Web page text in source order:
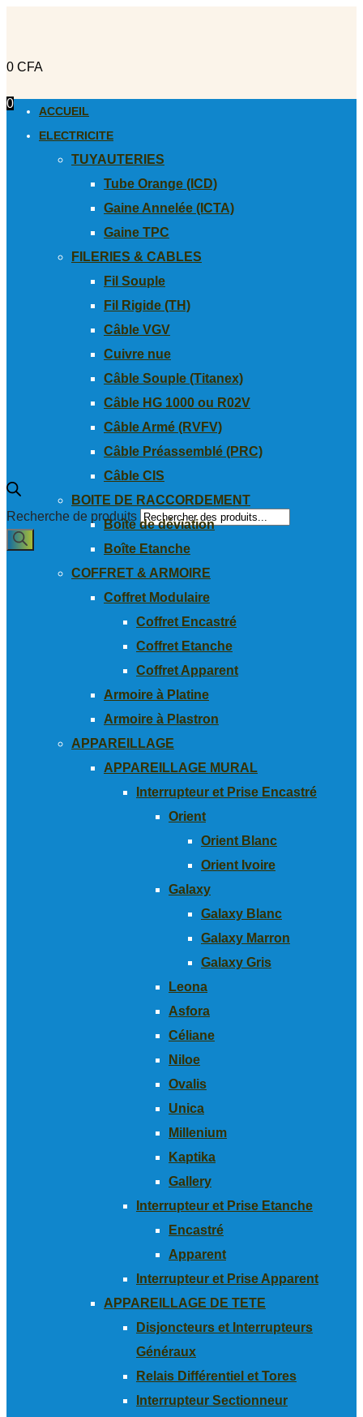
0 CFA
0
Recherche de produits
ACCUEIL
ELECTRICITE
TUYAUTERIES
Tube Orange (ICD)
Gaine Annelée (ICTA)
Gaine TPC
FILERIES & CABLES
Fil Souple
Fil Rigide (TH)
Câble VGV
Cuivre nue
Câble Souple (Titanex)
Câble HG 1000 ou R02V
Câble Armé (RVFV)
Câble Préassemblé (PRC)
Câble CIS
BOITE DE RACCORDEMENT
Boîte de déviation
Boîte Etanche
COFFRET & ARMOIRE
Coffret Modulaire
Coffret Encastré
Coffret Etanche
Coffret Apparent
Armoire à Platine
Armoire à Plastron
APPAREILLAGE
APPAREILLAGE MURAL
Interrupteur et Prise Encastré
Orient
Orient Blanc
Orient Ivoire
Galaxy
Galaxy Blanc
Galaxy Marron
Galaxy Gris
Leona
Asfora
Céliane
Niloe
Ovalis
Unica
Millenium
Kaptika
Gallery
Interrupteur et Prise Etanche
Encastré
Apparent
Interrupteur et Prise Apparent
APPAREILLAGE DE TETE
Disjoncteurs et Interrupteurs
Généraux
Relais Différentiel et Tores
Interrupteur Sectionneur